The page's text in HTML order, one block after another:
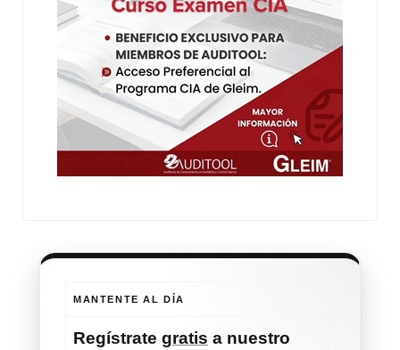
MANTENTE AL DÍA
Regístrate gratis a nuestro